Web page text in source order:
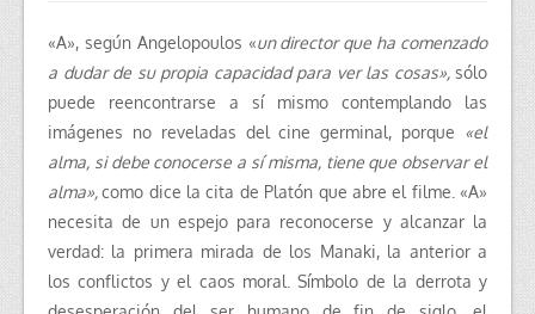
«A», según Angelopoulos «un director que ha comenzado
a dudar de su propia capacidad para ver las cosas», sólo
puede reencontrarse a sí mismo contemplando las
imágenes no reveladas del cine germinal, porque «el
alma, si debe conocerse a sí misma, tiene que observar el
alma»,como dice la cita de Platón que abre el filme. «A»
necesita de un espejo para reconocerse y alcanzar la
verdad: la primera mirada de los Manaki, la anterior a
los conflictos y el caos moral. Símbolo de la derrota y